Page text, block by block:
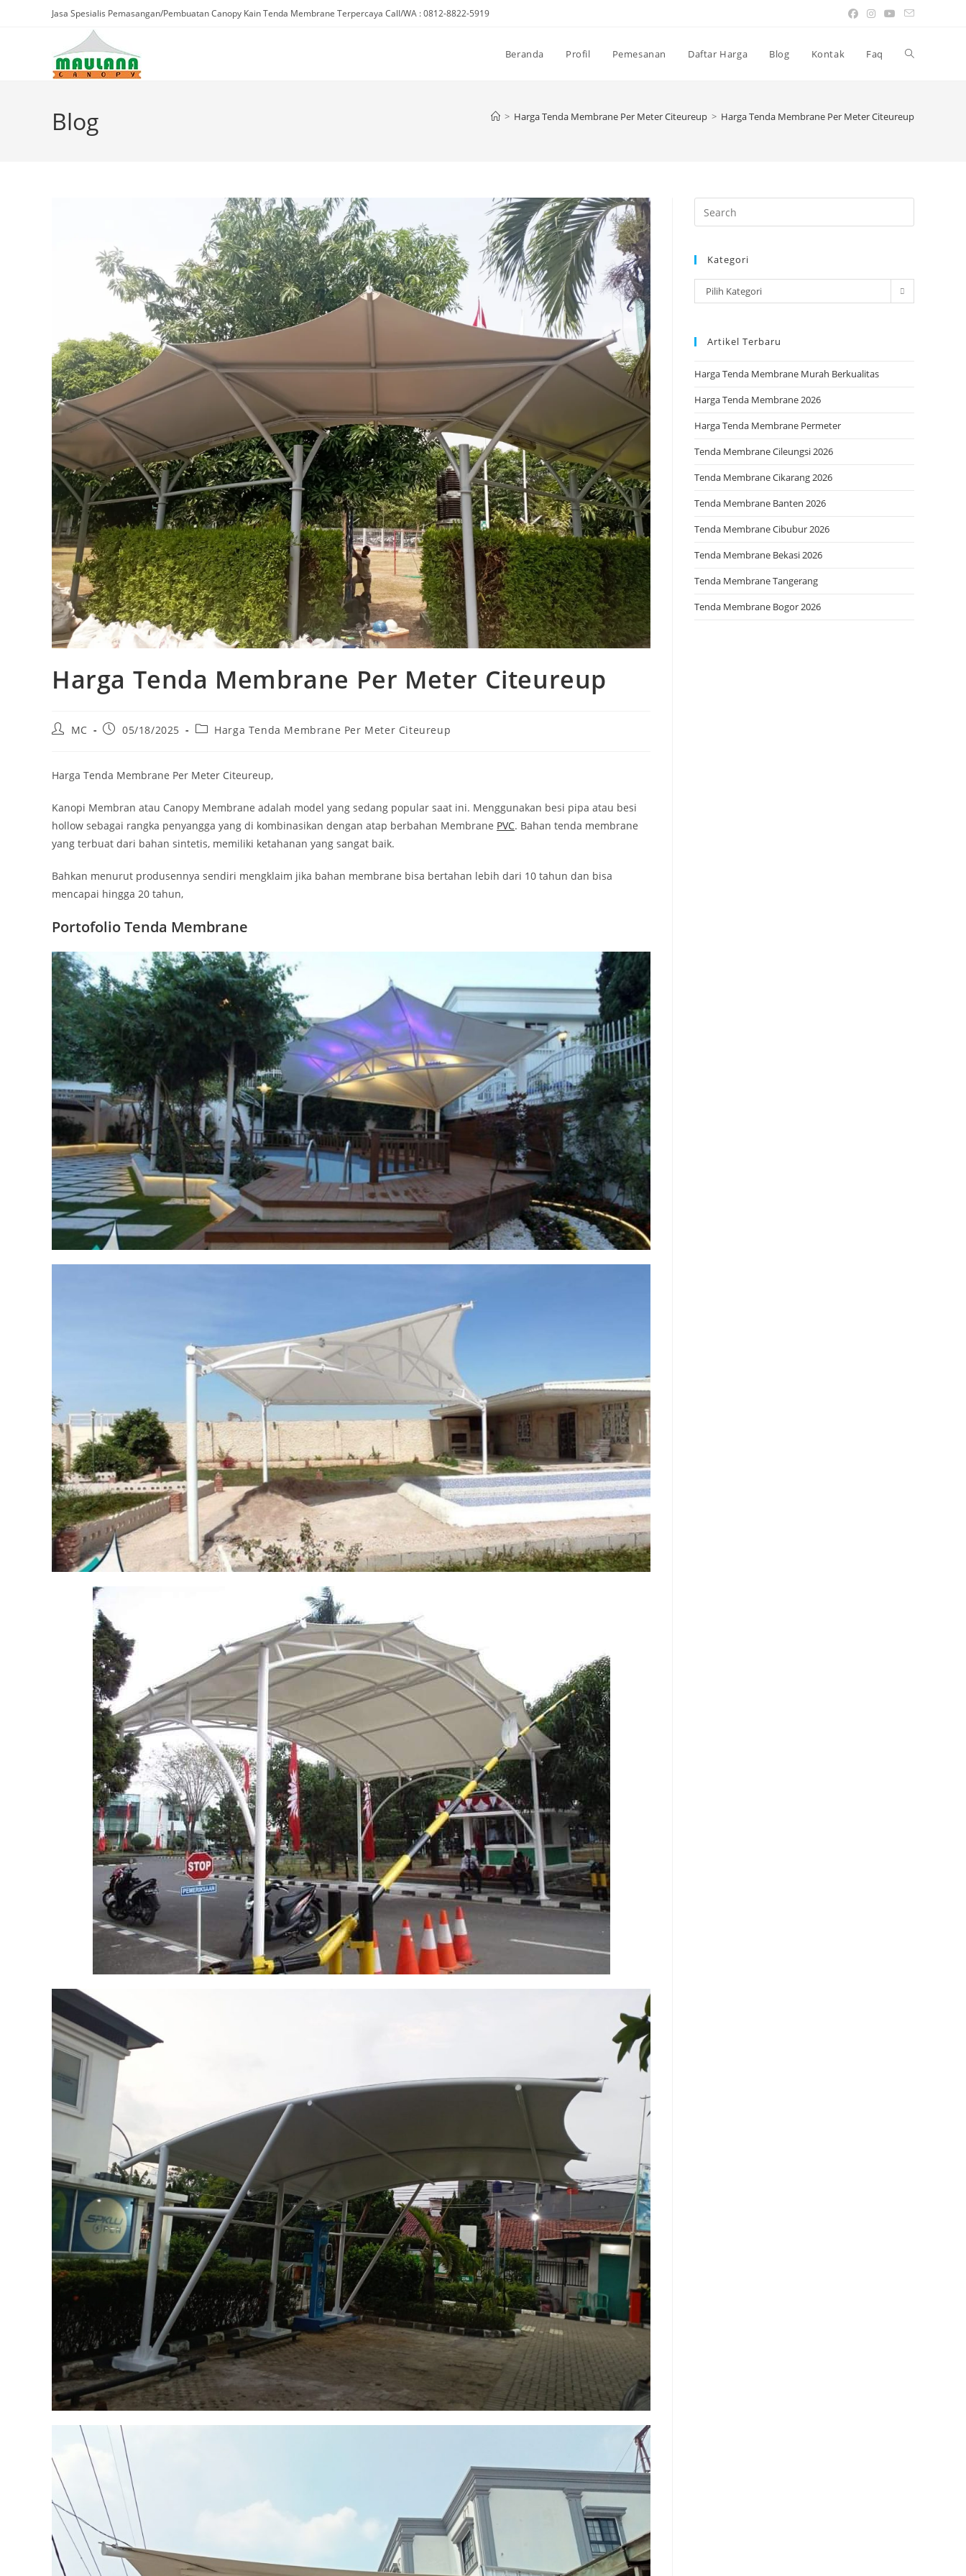
Jasa Spesialis Pemasangan/Pembuatan Canopy Kain Tenda Membrane Terpercaya Call/WA : 0812-8822-5919
Beranda Profil Pemesanan Daftar Harga Blog Kontak Faq Toggle
Blog > Harga Tenda Membrane Per Meter Citeureup > Harga Tenda Membrane Per Meter Citeureup
Harga Tenda Membrane Per Meter Citeureup
PostMC
Post05/18/2025
PostHarga Tenda Membrane Per Meter Citeureup
Harga Tenda Membrane Per Meter Citeureup,
Kanopi Membran atau Canopy Membrane adalah model yang sedang popular saat ini. Menggunakan besi pipa atau besi
hollow sebagai rangka penyangga yang di kombinasikan dengan atap berbahan Membrane PVC. Bahan tenda membrane
yang terbuat dari bahan sintetis, memiliki ketahanan yang sangat baik.
Bahkan menurut produsennya sendiri mengklaim jika bahan membrane bisa bertahan lebih dari 10 tahun dan bisa
mencapai hingga 20 tahun,
Portofolio Tenda Membrane
Escape
the
Kategori
Kategori
Pilih Kategori
Artikel Terbaru
Harga Tenda Membrane Murah Berkualitas
Harga Tenda Membrane 2026
Harga Tenda Membrane Permeter
Tenda Membrane Cileungsi 2026
Tenda Membrane Cikarang 2026
Tenda Membrane Banten 2026
Tenda Membrane Cibubur 2026
Tenda Membrane Bekasi 2026
Tenda Membrane Tangerang
Tenda Membrane Bogor 2026